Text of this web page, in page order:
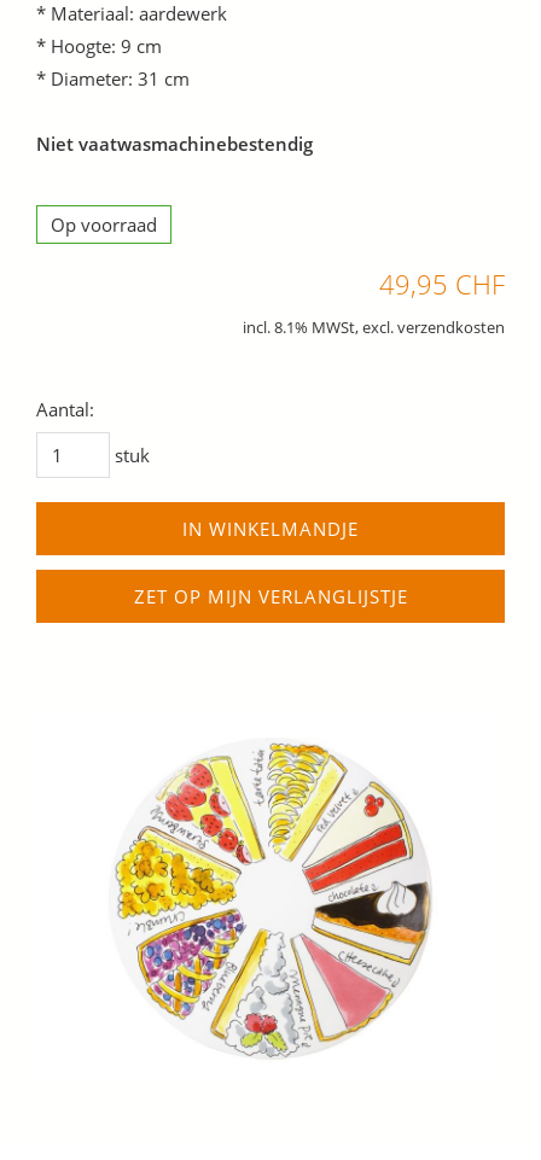
* Materiaal: aardewerk
* Hoogte: 9 cm
* Diameter: 31 cm
Niet vaatwasmachinebestendig
Op voorraad
49,95 CHF
incl. 8.1% MWSt, excl. verzendkosten
Aantal:
stuk
IN WINKELMANDJE
ZET OP MIJN VERLANGLIJSTJE